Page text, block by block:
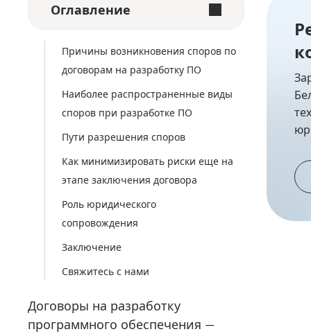
Оглавление
Причины возникновения споров по
договорам на разработку ПО
Наиболее распространенные виды
споров при разработке ПО
Пути разрешения споров
Как минимизировать риски еще на
этапе заключения договора
Роль юридического
сопровождения
Заключение
Свяжитесь с нами
Договоры на разработку
программного обеспечения —